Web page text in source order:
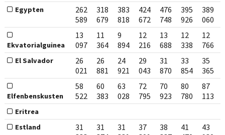
Egypten
262
589
318
679
383
818
424
672
476
748
395
926
389
060
Ekvatorialguinea
13
097
11
364
9
894
12
216
13
688
12
338
12
766
El Salvador
26
021
26
881
24
921
29
043
31
870
33
854
35
365
Elfenbenskusten
58
522
60
383
63
028
72
795
70
923
80
780
87
113
Eritrea
Estland
31
31
31
37
38
41
43